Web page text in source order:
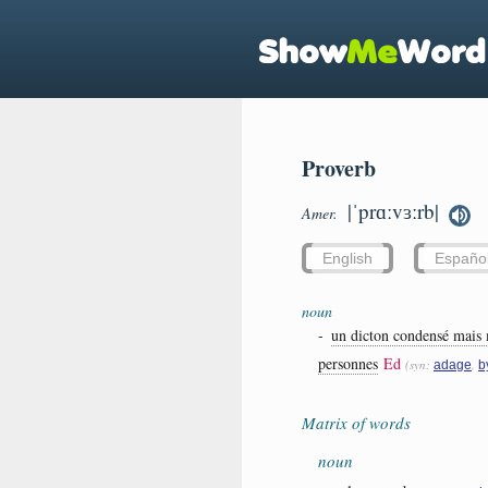
Proverb
Amer. |ˈprɑːvɜːrb|
English Español
noun
- un dicton condensé
personnes Ed (syn: adage,
Matrix of words
noun